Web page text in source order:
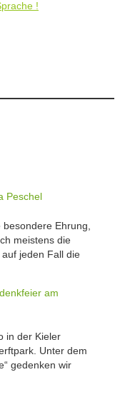
!
Peschel
besondere Ehrung,
meistens die
jeden Fall die
am
in der Kieler
Unter dem
gedenken wir